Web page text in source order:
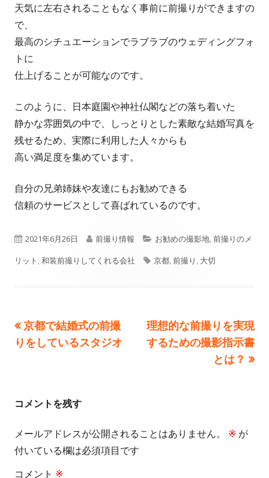
天気に左右されることもなく事前に前撮りができますの
で、
最高のシチュエーションでラブラブのウェディングフォ
トに
仕上げることが可能なのです。
このように、日本庭園や神社仏閣などの落ち着いた
静かな雰囲気の中で、しっとりとした素敵な結婚写真を
残せるため、実際に利用した人々からも
高い満足度を集めています。
自分の兄弟姉妹や友達にもお勧めできる
信頼のサービスとして喜ばれているのです。
公
開
2021年6月26日
作
成
前撮り情報
カ
テ
ー
お勧めの撮影地,前撮りのメ
リット ,和装前撮りしてくれる会社
タ
京都,前撮り , 大切
投
稿
ビ
ゲ
ー
前
の
京都で結婚式の前撮
りをしているスタジオ
次
の
理想的な前撮りを実現
するための撮影指示書
とは？
コメントを残す
メールアドレスが公開されることはありません。 ※ が
付いている欄は必須項目です
コメント ※